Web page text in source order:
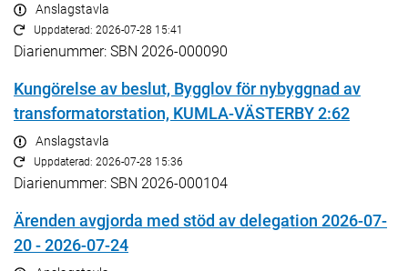
Anslagstavla
Uppdaterad: 2026-07-28 15:41
Diarienummer: SBN 2026-000090
Kungörelse av beslut, Bygglov för nybyggnad av
transformatorstation, KUMLA-VÄSTERBY 2:62
Anslagstavla
Uppdaterad: 2026-07-28 15:36
Diarienummer: SBN 2026-000104
Ärenden avgjorda med stöd av delegation 2026-07-
20 - 2026-07-24